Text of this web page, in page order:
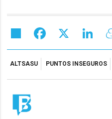
Share Facebook
ALTSASU PUNTOS INSEGUROS